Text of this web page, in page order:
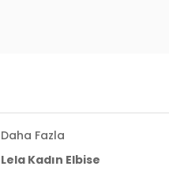
Daha Fazla
Lela Kadın Elbise